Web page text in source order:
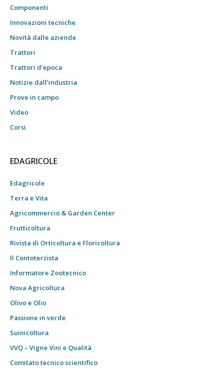
Componenti
Innovazioni tecniche
Novità dalle aziende
Trattori
Trattori d’epoca
Notizie dall’industria
Prove in campo
Video
Corsi
EDAGRICOLE
Edagricole
Terra e Vita
Agricommercio & Garden Center
Frutticoltura
Rivista di Orticoltura e Floricoltura
Il Contoterzista
Informatore Zootecnico
Nova Agricoltura
Olivo e Olio
Passione in verde
Suinicoltura
VVQ – Vigne Vini e Qualità
Comitato tecnico scientifico